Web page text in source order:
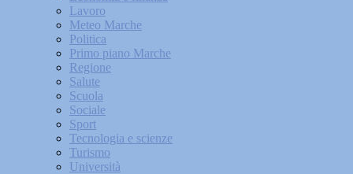
Lavoro
Meteo Marche
Politica
Primo piano Marche
Regione
Salute
Scuola
Sociale
Sport
Tecnologia e scienze
Turismo
Università